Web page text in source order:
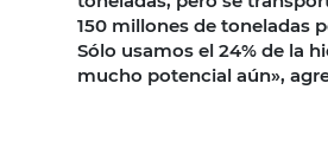
150 millones de toneladas
Sólo usamos el 24% de la
mucho potencial aún»,